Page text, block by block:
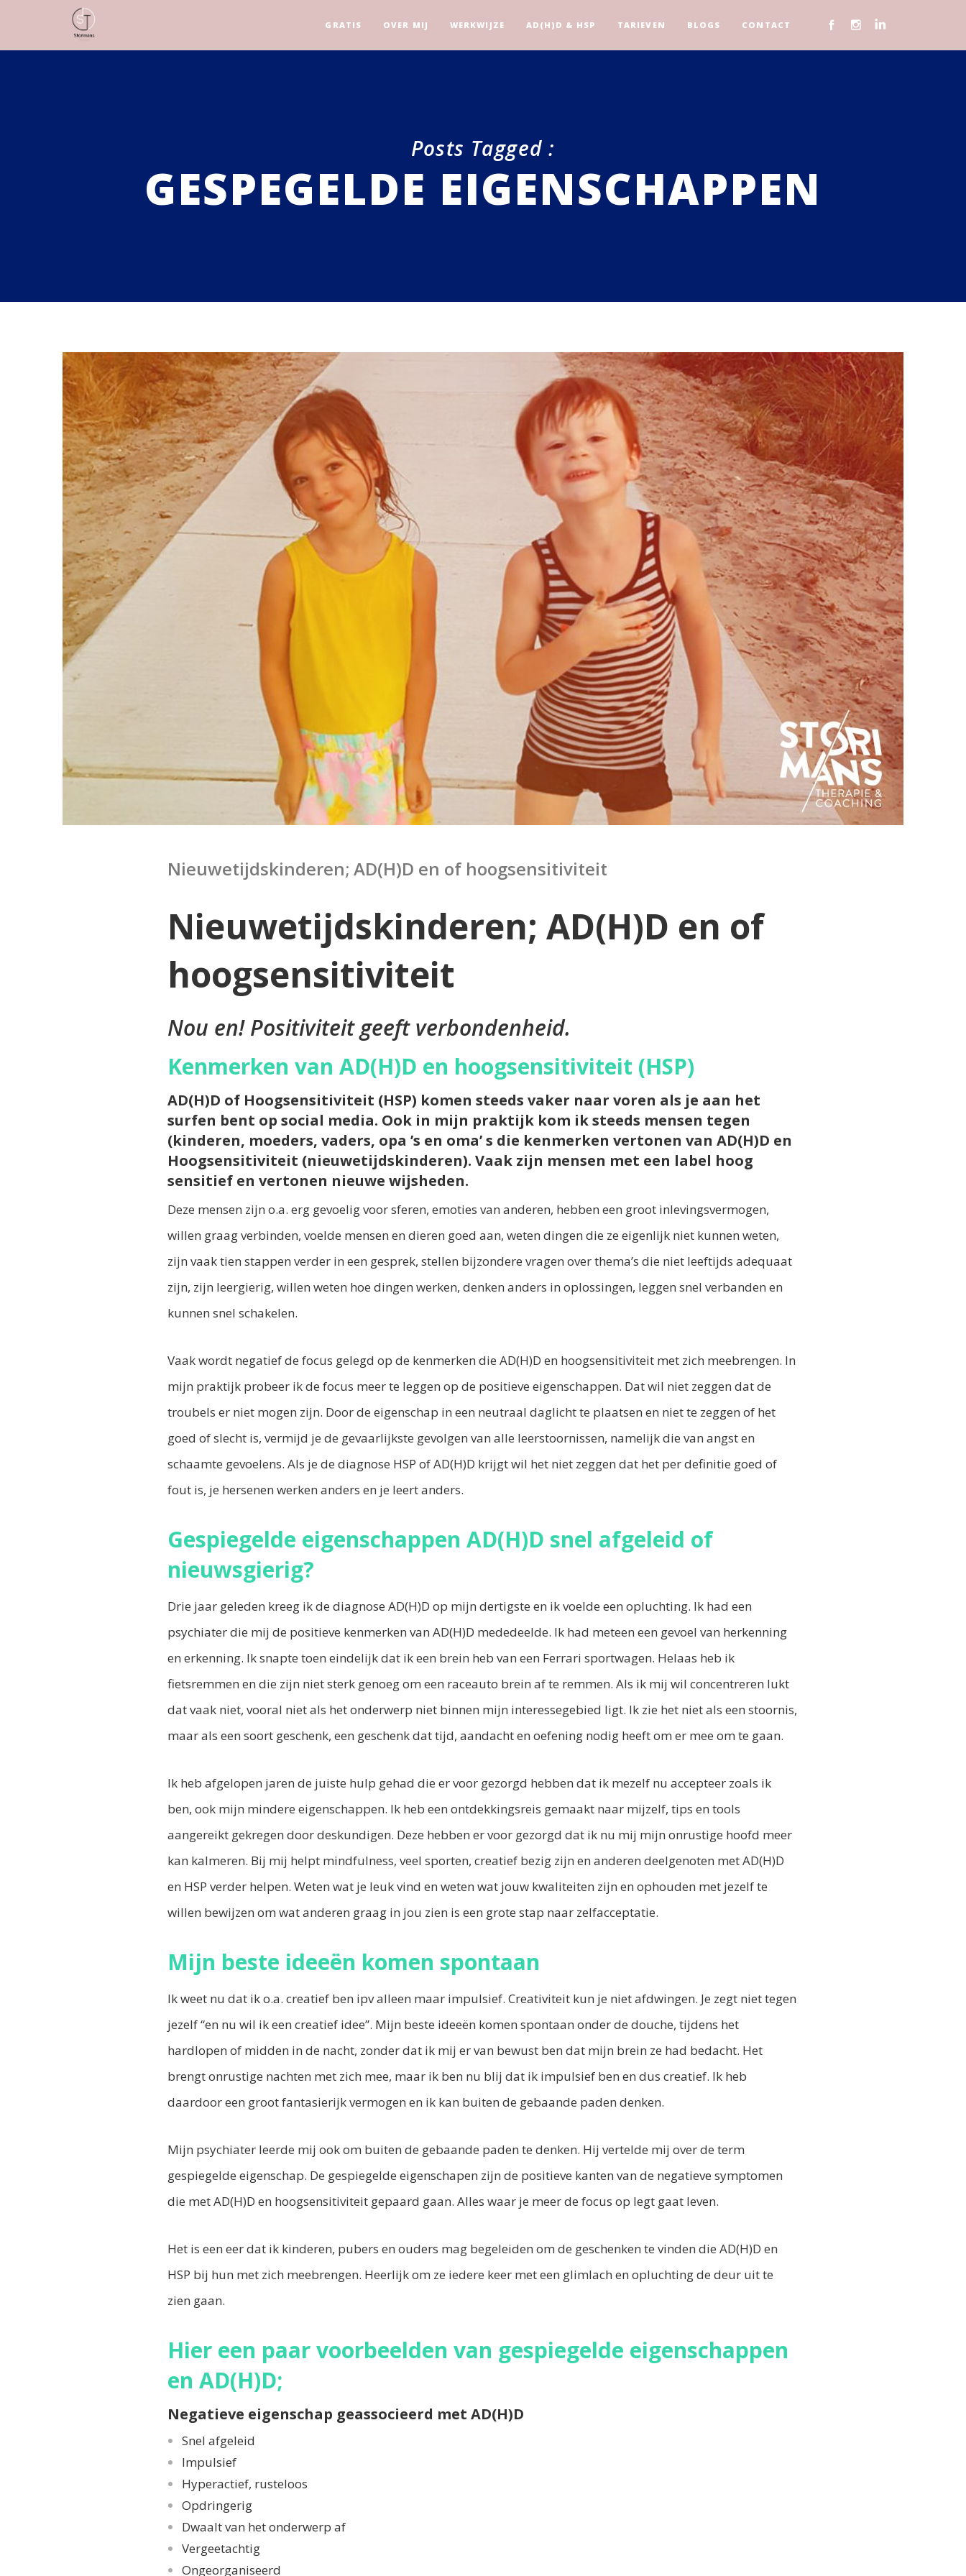
GRATIS OVER MIJ WERKWIJZE AD(H)D & HSP TARIEVEN BLOGS CONTACT
Posts Tagged :
GESPEGELDE EIGENSCHAPPEN
Nieuwetijdskinderen; AD(H)D en of hoogsensitiviteit
Nieuwetijdskinderen; AD(H)D en of
hoogsensitiviteit
Nou en! Positiviteit geeft verbondenheid.
Kenmerken van AD(H)D en hoogsensitiviteit (HSP)
AD(H)D of Hoogsensitiviteit (HSP) komen steeds vaker naar voren als je aan het
surfen bent op social media. Ook in mijn praktijk kom ik steeds mensen tegen
(kinderen, moeders, vaders, opa ’s en oma’ s die kenmerken vertonen van AD(H)D en
Hoogsensitiviteit (nieuwetijdskinderen). Vaak zijn mensen met een label hoog
sensitief en vertonen nieuwe wijsheden.
Deze mensen zijn o.a. erg gevoelig voor sferen, emoties van anderen, hebben een groot inlevingsvermogen,
willen graag verbinden, voelde mensen en dieren goed aan, weten dingen die ze eigenlijk niet kunnen weten,
zijn vaak tien stappen verder in een gesprek, stellen bijzondere vragen over thema’s die niet leeftijds adequaat
zijn, zijn leergierig, willen weten hoe dingen werken, denken anders in oplossingen, leggen snel verbanden en
kunnen snel schakelen.
Vaak wordt negatief de focus gelegd op de kenmerken die AD(H)D en hoogsensitiviteit met zich meebrengen. In
mijn praktijk probeer ik de focus meer te leggen op de positieve eigenschappen. Dat wil niet zeggen dat de
troubels er niet mogen zijn. Door de eigenschap in een neutraal daglicht te plaatsen en niet te zeggen of het
goed of slecht is, vermijd je de gevaarlijkste gevolgen van alle leerstoornissen, namelijk die van angst en
schaamte gevoelens. Als je de diagnose HSP of AD(H)D krijgt wil het niet zeggen dat het per definitie goed of
fout is, je hersenen werken anders en je leert anders.
Gespiegelde eigenschappen AD(H)D snel afgeleid of
nieuwsgierig?
Drie jaar geleden kreeg ik de diagnose AD(H)D op mijn dertigste en ik voelde een opluchting. Ik had een
psychiater die mij de positieve kenmerken van AD(H)D mededeelde. Ik had meteen een gevoel van herkenning
en erkenning. Ik snapte toen eindelijk dat ik een brein heb van een Ferrari sportwagen. Helaas heb ik
fietsremmen en die zijn niet sterk genoeg om een raceauto brein af te remmen. Als ik mij wil concentreren lukt
dat vaak niet, vooral niet als het onderwerp niet binnen mijn interessegebied ligt. Ik zie het niet als een stoornis,
maar als een soort geschenk, een geschenk dat tijd, aandacht en oefening nodig heeft om er mee om te gaan.
Ik heb afgelopen jaren de juiste hulp gehad die er voor gezorgd hebben dat ik mezelf nu accepteer zoals ik
ben, ook mijn mindere eigenschappen. Ik heb een ontdekkingsreis gemaakt naar mijzelf, tips en tools
aangereikt gekregen door deskundigen. Deze hebben er voor gezorgd dat ik nu mij mijn onrustige hoofd meer
kan kalmeren. Bij mij helpt mindfulness, veel sporten, creatief bezig zijn en anderen deelgenoten met AD(H)D
en HSP verder helpen. Weten wat je leuk vind en weten wat jouw kwaliteiten zijn en ophouden met jezelf te
willen bewijzen om wat anderen graag in jou zien is een grote stap naar zelfacceptatie.
Mijn beste ideeën komen spontaan
Ik weet nu dat ik o.a. creatief ben ipv alleen maar impulsief. Creativiteit kun je niet afdwingen. Je zegt niet tegen
jezelf “en nu wil ik een creatief idee”. Mijn beste ideeën komen spontaan onder de douche, tijdens het
hardlopen of midden in de nacht, zonder dat ik mij er van bewust ben dat mijn brein ze had bedacht. Het
brengt onrustige nachten met zich mee, maar ik ben nu blij dat ik impulsief ben en dus creatief. Ik heb
daardoor een groot fantasierijk vermogen en ik kan buiten de gebaande paden denken.
Mijn psychiater leerde mij ook om buiten de gebaande paden te denken. Hij vertelde mij over de term
gespiegelde eigenschap. De gespiegelde eigenschapen zijn de positieve kanten van de negatieve symptomen
die met AD(H)D en hoogsensitiviteit gepaard gaan. Alles waar je meer de focus op legt gaat leven.
Het is een eer dat ik kinderen, pubers en ouders mag begeleiden om de geschenken te vinden die AD(H)D en
HSP bij hun met zich meebrengen. Heerlijk om ze iedere keer met een glimlach en opluchting de deur uit te
zien gaan.
Hier een paar voorbeelden van gespiegelde eigenschappen
en AD(H)D;
Negatieve eigenschap geassocieerd met AD(H)D
Snel afgeleid
Impulsief
Hyperactief, rusteloos
Opdringerig
Dwaalt van het onderwerp af
Vergeetachtig
Ongeorganiseerd